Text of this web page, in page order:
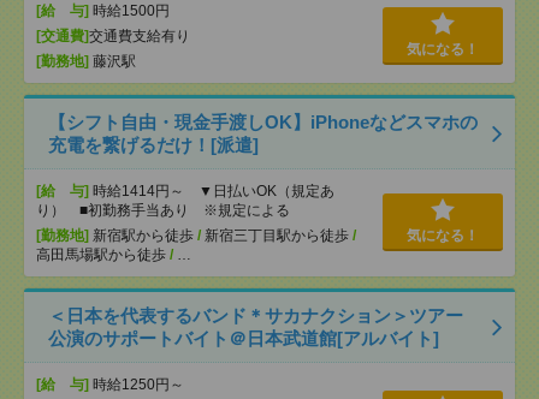
[給 与] 時給1500円
[交通費]交通費支給有り
[勤務地] 藤沢駅
気になる！
【シフト自由・現金手渡しOK】iPhoneなどスマホの
充電を繋げるだけ！[派遣]
[給 与] 時給1414円～ ▼日払いOK（規定あ
り） ■初勤務手当あり ※規定による
[勤務地] 新宿駅から徒歩 / 新宿三丁目駅から徒歩 /
高田馬場駅から徒歩 / …
気になる！
＜日本を代表するバンド＊サカナクション＞ツアー
公演のサポートバイト＠日本武道館[アルバイト]
[給 与] 時給1250円～